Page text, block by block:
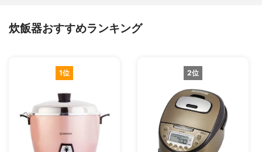
炊飯器おすすめランキング
1位 2位